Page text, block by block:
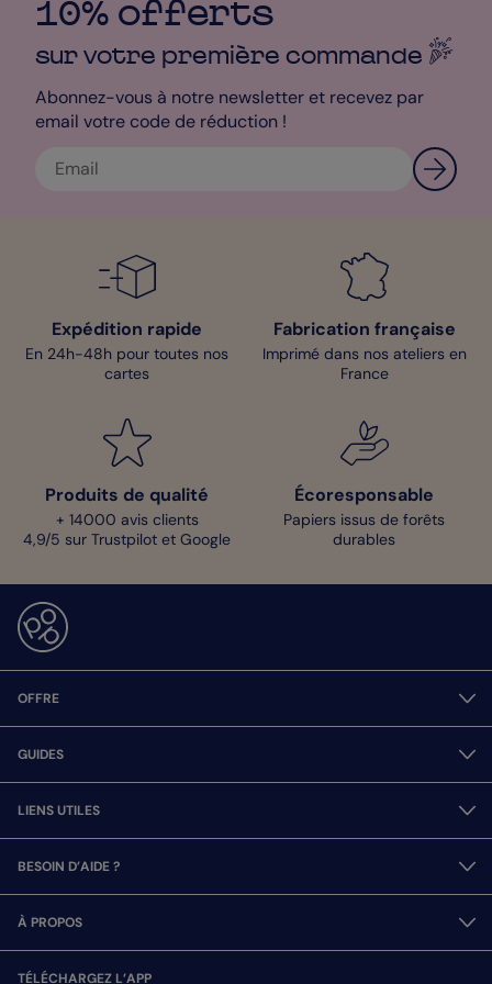
10% offerts
sur votre première commande
Abonnez-vous à notre newsletter et recevez par
email votre code de réduction !
Expédition rapide
En 24h-48h pour toutes nos
cartes
Fabrication française
Imprimé dans nos ateliers en
France
Produits de qualité
+ 14000 avis clients
4,9/5 sur Trustpilot et Google
Écoresponsable
Papiers issus de forêts
durables
OFFRE
GUIDES
LIENS UTILES
BESOIN D’AIDE ?
À PROPOS
TÉLÉCHARGEZ L’APP